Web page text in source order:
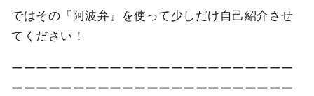
ではその『阿波弁』を使って少しだけ自己紹介させ
てください！
ーーーーーーーーーーーーーーーーーーーーーーー
ーーーーーーーーーーーーーーーーーーーーーーー